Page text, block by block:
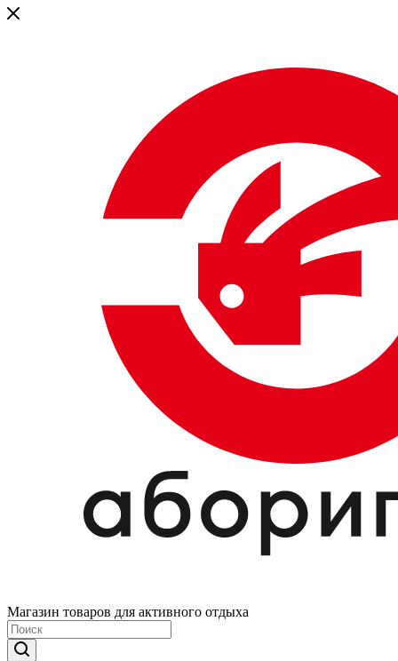
Магазин товаров для активного отдыха